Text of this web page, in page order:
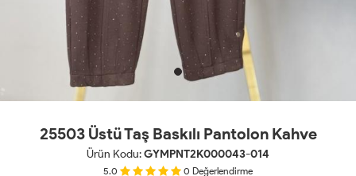
25503 Üstü Taş Baskılı Pantolon Kahve
Ürün Kodu:GYMPNT2K000043-014
5.0 0 Değerlendirme